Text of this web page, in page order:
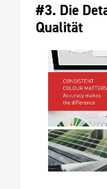
#3. Die
Qualität